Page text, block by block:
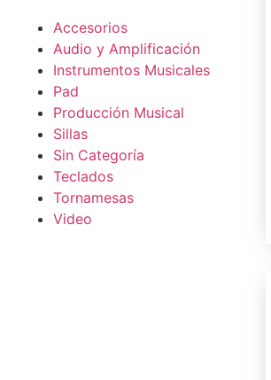
Accesorios
Audio y Amplificación
Instrumentos Musicales
Pad
Producción Musical
Sillas
Sin Categoría
Teclados
Tornamesas
Video